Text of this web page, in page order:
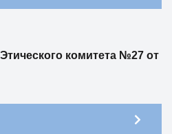
комитета №27 от